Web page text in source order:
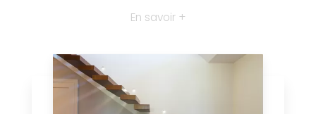
En savoir +